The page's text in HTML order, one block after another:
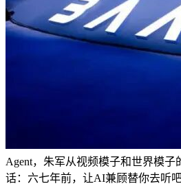
Agent，朱军从视频模子和世界模
话：六七年前，让AI兼顾替你去听